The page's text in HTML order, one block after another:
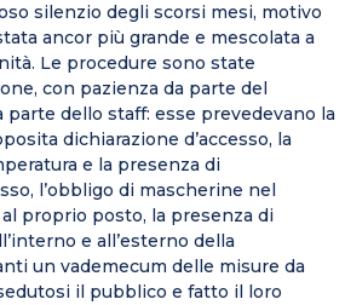
silenzio degli scorsi mesi, motivo
ancor più grande e mescolata a
Le procedure sono state
con pazienza da parte del
parte dello staff: esse prevedevano la
dichiarazione d’accesso, la
e la presenza di
l’obbligo di mascherine nel
proprio posto, la presenza di
e all’esterno della
un vademecum delle misure da
il pubblico e fatto il loro